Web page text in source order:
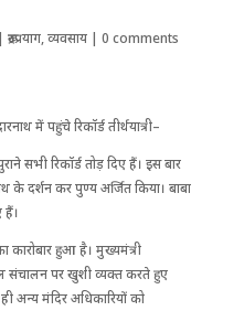
रूद्रप्रयाग,व्यवसाय| 0 comments
में पहुंचे रिकॉर्ड तीर्थयात्री–
सभी रिकॉर्ड तोड़ दिए हैं। इस बार
के दर्शन कर पुण्य अर्जित किया। बाबा
हैं।
कारोबार हुआ है। मुख्यमंत्री
संचालन पर खुशी व्यक्त करते हुए
अन्य मंदिर अधिकारियों को